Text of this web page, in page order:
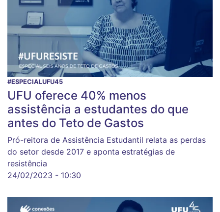
#ESPECIALUFU45
UFU oferece 40% menos
assistência a estudantes do que
antes do Teto de Gastos
Pró-reitora de Assistência Estudantil relata as perdas
do setor desde 2017 e aponta estratégias de
resistência
24/02/2023 - 10:30